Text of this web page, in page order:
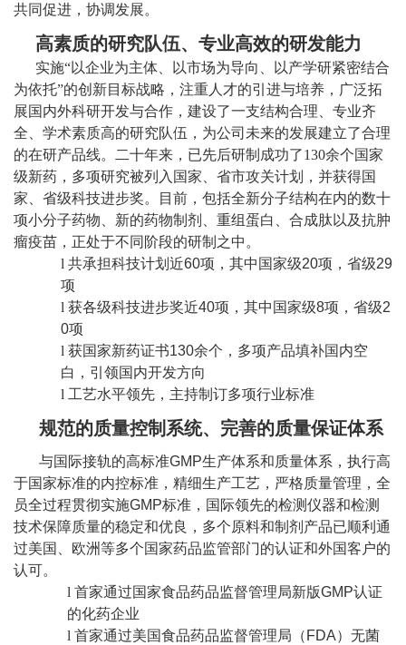
共同促进，协调发展。
高素质的研究队伍、专业高效的研发能力
实施“以企业为主体、以市场为导向、以产学研紧密结合
为依托”的创新目标战略，注重人才的引进与培养，广泛拓
展国内外科研开发与合作，建设了一支结构合理、专业齐
全、学术素质高的研究队伍，为公司未来的发展建立了合理
的在研产品线。二十年来，已先后研制成功了130余个国家
级新药，多项研究被列入国家、省市攻关计划，并获得国
家、省级科技进步奖。目前，包括全新分子结构在内的数十
项小分子药物、新的药物制剂、重组蛋白、合成肽以及抗肿
瘤疫苗，正处于不同阶段的研制之中。
l 共承担科技计划近60项，其中国家级20项，省级29
项
l 获各级科技进步奖近40项，其中国家级8项，省级2
0项
l 获国家新药证书130余个，多项产品填补国内空
白，引领国内开发方向
l 工艺水平领先，主持制订多项行业标准
规范的质量控制系统、完善的质量保证体系
与国际接轨的高标准GMP生产体系和质量体系，执行高
于国家标准的内控标准，精细生产工艺，严格质量管理，全
员全过程贯彻实施GMP标准，国际领先的检测仪器和检测
技术保障质量的稳定和优良，多个原料和制剂产品已顺利通
过美国、欧洲等多个国家药品监管部门的认证和外国客户的
认可。
l 首家通过国家食品药品监督管理局新版GMP认证
的化药企业
l 首家通过美国食品药品监督管理局（ FDA）无菌